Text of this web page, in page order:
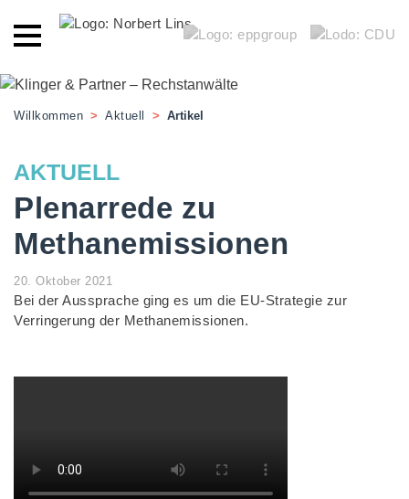
Willkommen > Aktuell > Artikel
AKTUELL
Plenarrede zu
Methanemissionen
20. Oktober 2021
Bei der Aussprache ging es um die EU-Strategie zur
Verringerung der Methanemissionen.